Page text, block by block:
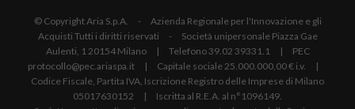
© Copyright Aria S.p.A. - Azienda Regionale per l'Innovazione e gli
Acquisti Tutti i diritti riservati - Società unipersonale Piazza Gae
Aulenti, 1 20154 Milano | Telefono 39.02 39331.1 | PEC
protocollo@pec.ariaspa.it | Capitale sociale 25.000.000,00 € i.v. |
Codice Fiscale, Partita IVA, Iscrizione Registro delle Imprese di Milano
05017630152 | Iscritta al R.E.A. al n°1096149.